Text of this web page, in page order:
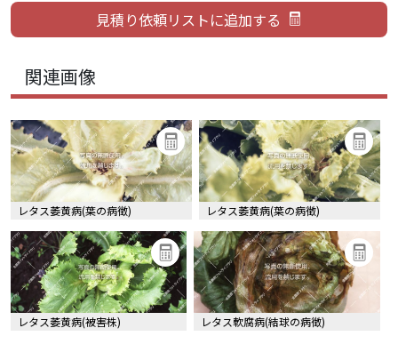
関連画像
レタス萎黄病(葉の病徴) レタス萎黄病(葉の病徴)
レタス萎黄病(被害株) レタス軟腐病(結球の病徴)